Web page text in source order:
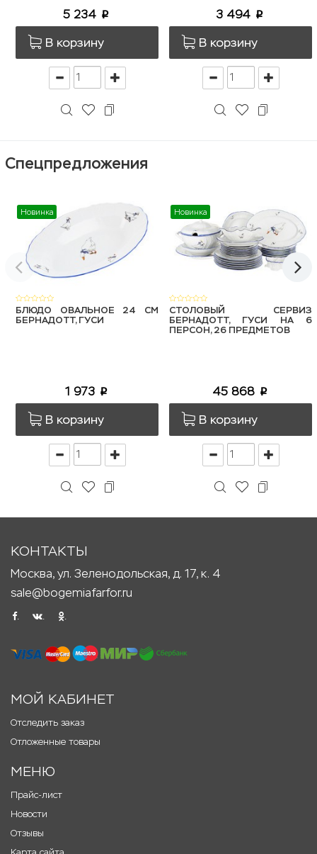
5 234 p
В корзину
3 494 p
В корзину
Спецпредложения
БЛЮДО ОВАЛЬНОЕ 24 СМ
БЕРНАДОТТ, ГУСИ
Новинка
1 973 p
В корзину
СТОЛОВЫЙ СЕРВИЗ
БЕРНАДОТТ, ГУСИ НА 6
ПЕРСОН, 26 ПРЕДМЕТОВ
Новинка
45 868 p
В корзину
КОНТАКТЫ
Москва, ул. Зеленодольская, д. 17, к. 4
sale@bogemiafarfor.ru
.
МОЙ КАБИНЕТ
Отследить заказ
Отложенные товары
МЕНЮ
Прайс-лист
Новости
Отзывы